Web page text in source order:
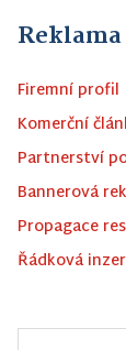
Firemní profil
Komerční
Partnerství
Bannerová
Propagace
Řádková